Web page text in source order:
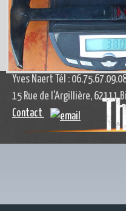
Yves Naert Tél :
15 Rue de l'Argillière, 62111
Contact